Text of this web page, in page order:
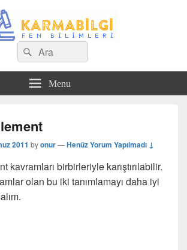
Search
for:
Ara
Menu
2011 byonur—Henüz Yorum Yapılmadı ↓
kavramları birbirleriyle karıştırılabilir.
olan bu iki tanımlamayı daha iyi